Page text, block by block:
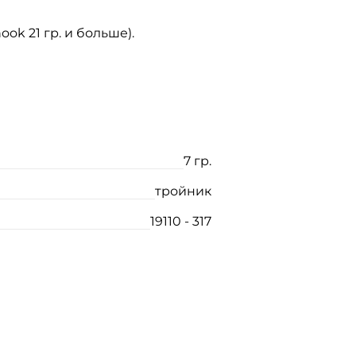
21 гр. и больше).
7 гр.
тройник
19110 - 317